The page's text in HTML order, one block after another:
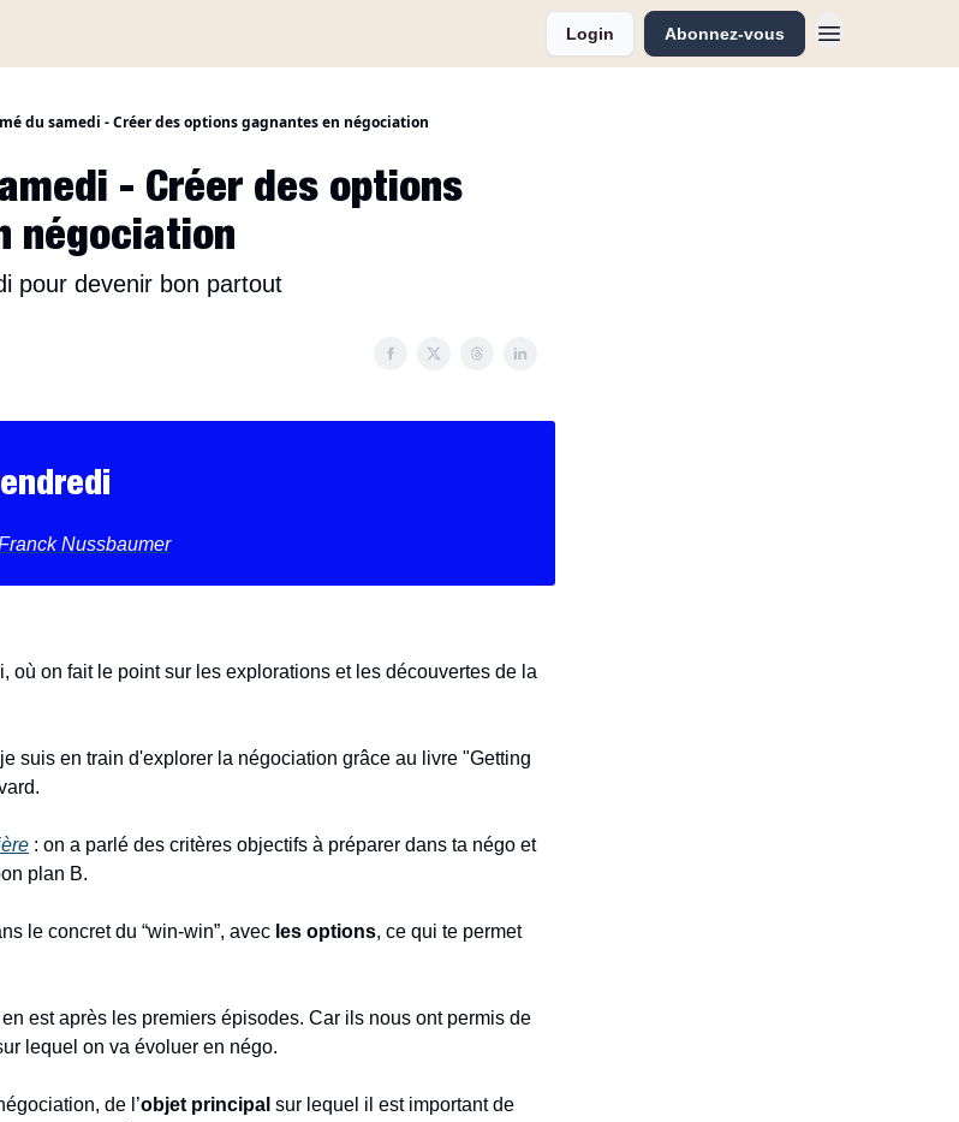
Login Abonnez-vous
du samedi - Créer des options gagnantes en négociation
- Créer des options
négociation
pour devenir bon partout
Nussbaumer
où on fait le point sur les explorations et les découvertes de la
suis en train d'explorer la négociation grâce au livre "Getting
: on a parlé des critères objectifs à préparer dans ta négo et
plan B.
le concret du “win-win”, avec les options, ce qui te permet
est après les premiers épisodes. Car ils nous ont permis de
lequel on va évoluer en négo.
de l’objet principal sur lequel il est important de